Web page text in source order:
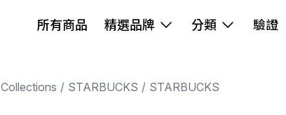
所有商品 精選品牌 分類 驗證
Collections STARBUCKS STARBUCKS